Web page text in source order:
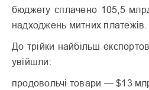
бюджету сплачено 105,5
надходжень митних платежів.
До трійки найбільш
увійшли:
продовольчі товари — $13